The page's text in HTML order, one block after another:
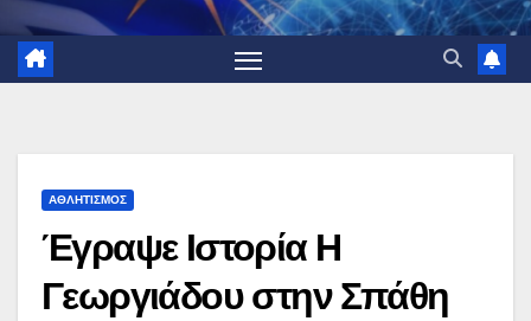
ΑΘΛΗΤΙΣΜΌΣ
Έγραψε Ιστορία Η
Γεωργιάδου στην Σπάθη